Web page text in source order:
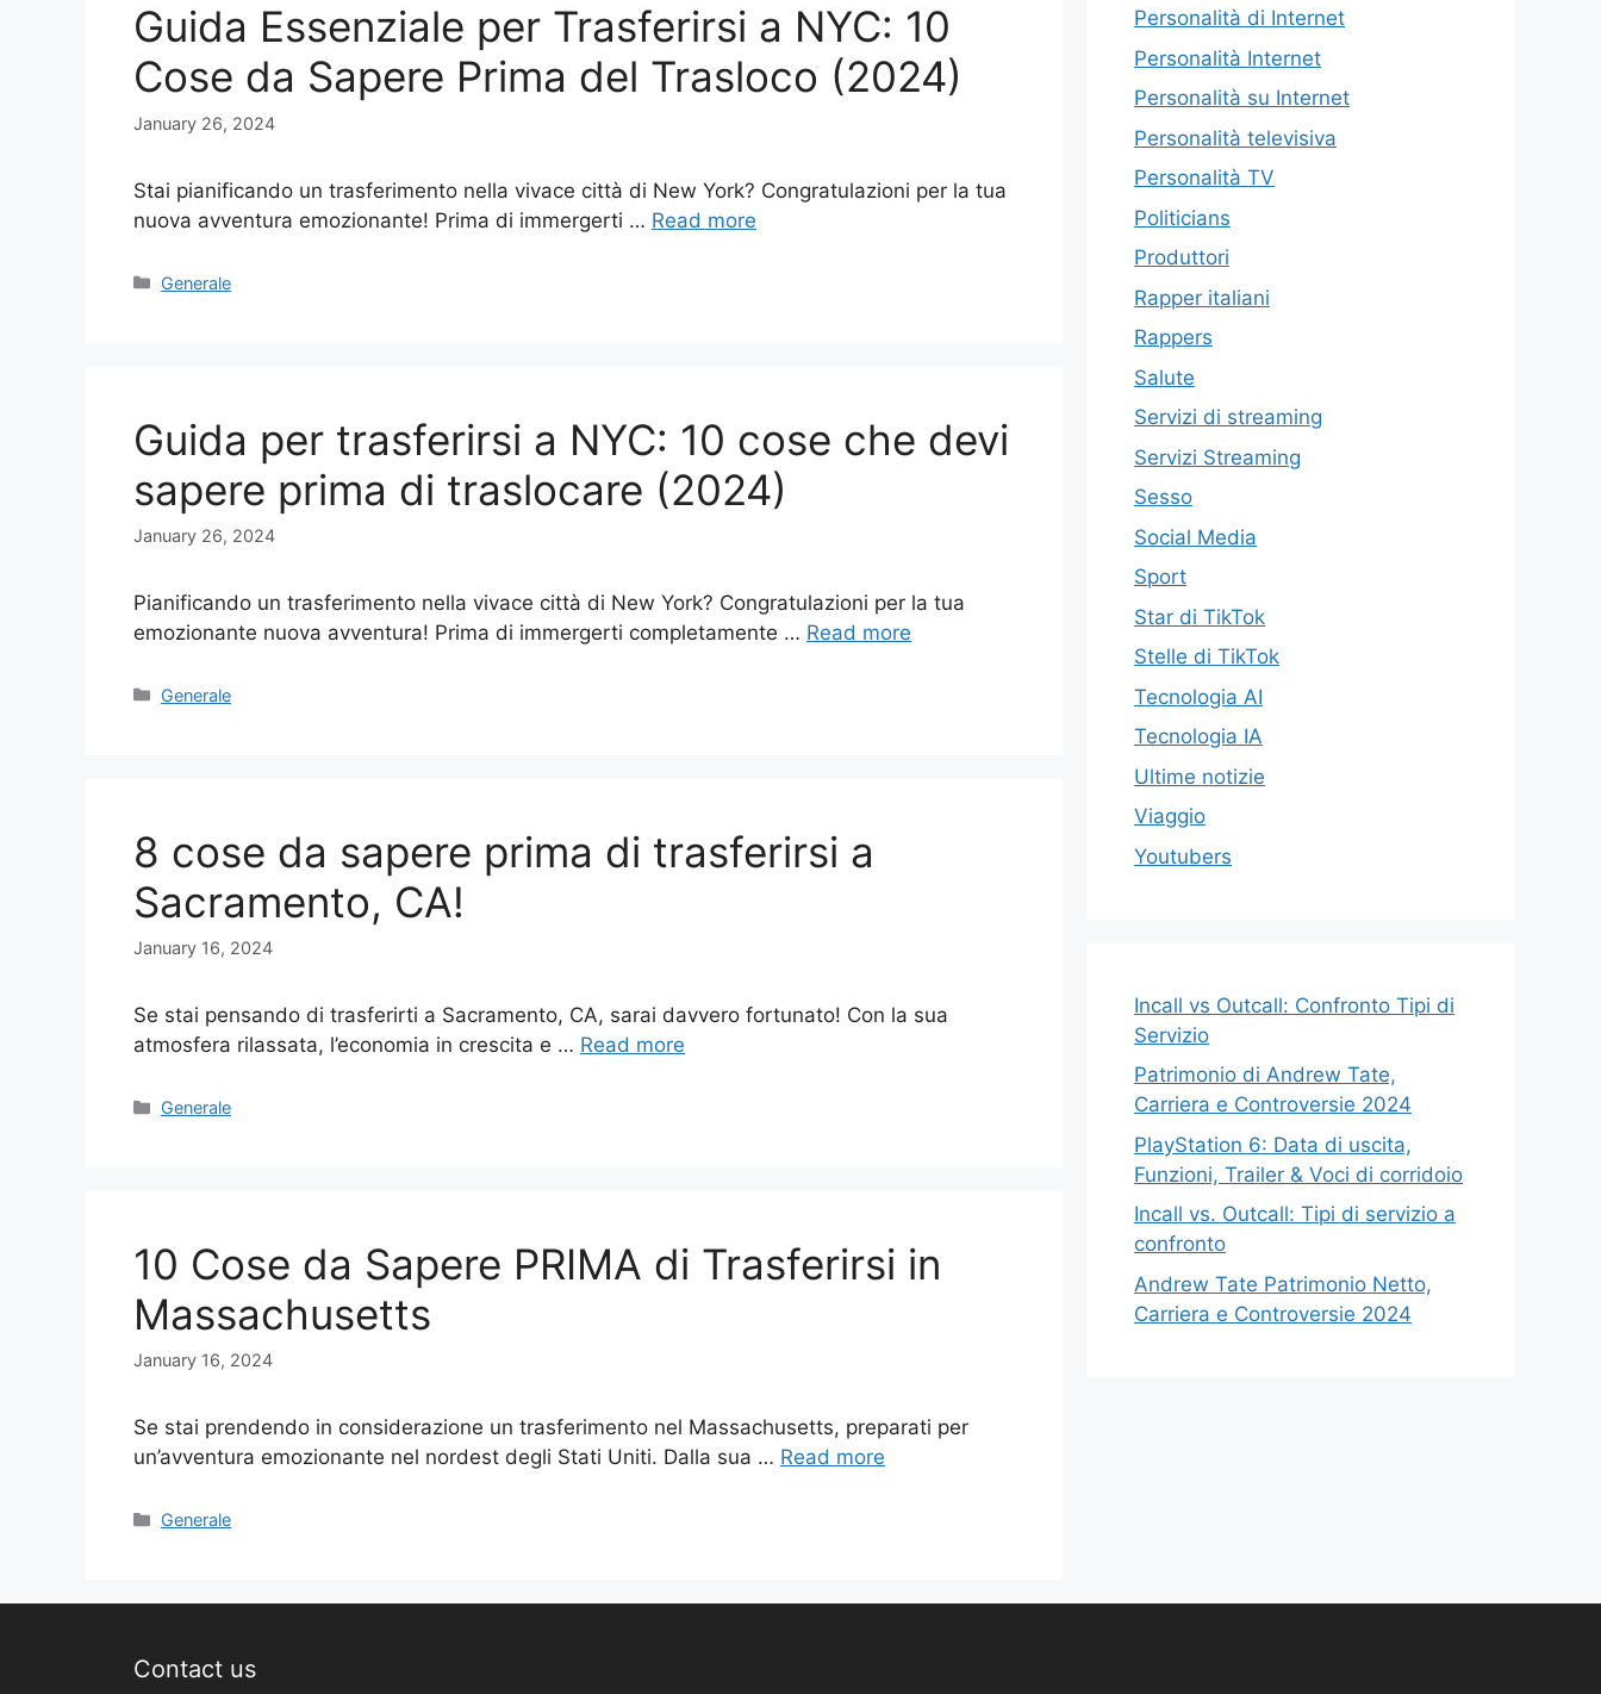
Guida Essenziale per Trasferirsi a NYC: 10
Cose da Sapere Prima del Trasloco (2024)
January 26, 2024
Stai pianificando un trasferimento nella vivace città di New York? Congratulazioni per la tua
nuova avventura emozionante! Prima di immergerti … Read more
Categories
Generale
Guida per trasferirsi a NYC: 10 cose che devi
sapere prima di traslocare (2024)
January 26, 2024
Pianificando un trasferimento nella vivace città di New York? Congratulazioni per la tua
emozionante nuova avventura! Prima di immergerti completamente … Read more
Categories
Generale
8 cose da sapere prima di trasferirsi a
Sacramento, CA!
January 16, 2024
Se stai pensando di trasferirti a Sacramento, CA, sarai davvero fortunato! Con la sua
atmosfera rilassata, l’economia in crescita e … Read more
Categories
Generale
10 Cose da Sapere PRIMA di Trasferirsi in
Massachusetts
January 16, 2024
Se stai prendendo in considerazione un trasferimento nel Massachusetts, preparati per
un’avventura emozionante nel nordest degli Stati Uniti. Dalla sua … Read more
Categories
Generale
Personalità di Internet
Personalità Internet
Personalità su Internet
Personalità televisiva
Personalità TV
Politicians
Produttori
Rapper italiani
Rappers
Salute
Servizi di streaming
Servizi Streaming
Sesso
Social Media
Sport
Star di TikTok
Stelle di TikTok
Tecnologia AI
Tecnologia IA
Ultime notizie
Viaggio
Youtubers
Incall vs Outcall: Confronto Tipi di
Servizio
Patrimonio di Andrew Tate,
Carriera e Controversie 2024
PlayStation 6: Data di uscita,
Funzioni, Trailer & Voci di corridoio
Incall vs. Outcall: Tipi di servizio a
confronto
Andrew Tate Patrimonio Netto,
Carriera e Controversie 2024
Contact us